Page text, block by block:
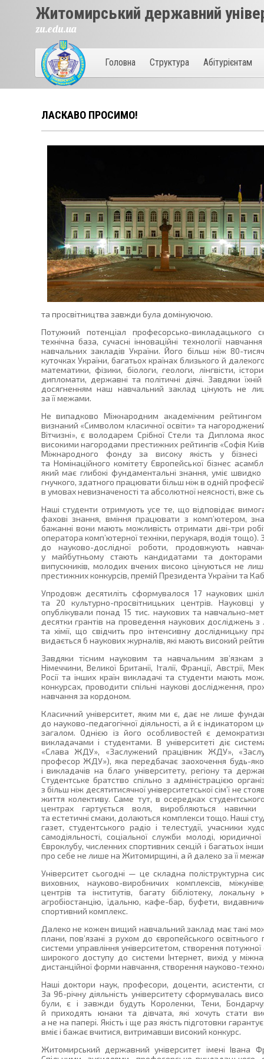
Житомирський державний
zu.edu.ua
Головна Структура Абітурієнтам
ЛАСКАВО ПРОСИМО!
та просвітництва завжди була домінуючою.
Потужний потенціал професорсько-викладацького
технічна база, сучасні інноваційні технології
навчальних закладів України. Його більш ніж 80-
куточках України, багатьох країнах близького й
математики, фізики, біологи, геологи, лінгвісти,
дипломати, державні та політичні діячі. Завдяки
досягненням наш навчальний заклад цінують не
за її межами.
Не випадково Міжнародним академічним рейтингом
визнаний «Символом класичної освіти» та
Вітчизні», є володарем Срібної Стели та Диплома
високими нагородами престижних рейтингів «Софія
Міжнародного фонду за високу якість у
та Номінаційного комітету Європейської бізнес
який має глибокі фундаментальні знання, уміє
гнучкого, здатного працювати більш ніж в одній
в умовах невизначеності та абсолютної неясності, вже
Наші студенти отримують усе те, що відповідає
фахові знання, вміння працювати з комп’ютером,
бажанні вони мають можливість отримати дві-три
оператора комп’ютерної техніки, перукаря, водія
до науково-дослідної роботи, продовжують
у майбутньому стають кандидатами та
випускників, молодих вчених високо цінуються не
престижних конкурсів, премій Президента України та
Упродовж десятиліть сформувалося 17 наукових
та 20 культурно-просвітницьких центрів.
опублікували понад 15 тис. наукових та навчально-
десятки грантів на проведення наукових досліджень з
та хімії, що свідчить про інтенсивну дослідницьку
видається 6 наукових журналів, які мають високий
Завдяки тісним науковим та навчальним зв’язкам
Німеччини, Великої Британії, Італії, Франції, Австрії,
Росії та інших країн викладачі та студенти мають
конкурсах, проводити спільні наукові дослідження,
навчання за кордоном.
Класичний університет, яким ми є, дає не лише
до науково-педагогічної діяльності, а й є індикатором
загалом. Однією із його особливостей є
викладачами і студентами. В університеті діє
«Слава ЖДУ», «Заслужений працівник ЖДУ»,
професор ЖДУ»), яка передбачає заохочення будь-якої
і викладачів на благо університету, регіону та
Студентське братство спільно з адміністрацією
з більш ніж десятитисячної університетської сім’ї не
життя колективу. Саме тут, в осередках
центрах гартується воля, виробляються навички
та естетичні смаки, долаються комплекси тощо. Наші
газет, студентського радіо і телестудії, учасники
самодіяльності, соціальної служби молоді,
Євроклубу, численних спортивних секцій і багатьох
про себе не лише на Житомирщині, а й далеко за її
Університет сьогодні — це складна поліструктурна
виховних, науково-виробничих комплексів,
центрів та інститутів, багату бібліотеку,
агробіостанцію, їдальню, кафе-бар, буфети,
спортивний комплекс.
Далеко не кожен вищий навчальний заклад має такі
плани, пов’язані з рухом до європейського
системи управління університетом, створення потужної
широкого доступу до системи Інтернет, вихід у
дистанційної форми навчання, створення науково-
Наші доктори наук, професори, доценти, асистенти,
За 96-річну діяльність університету сформувалась
були, є і завжди будуть Короленки, Тени,
й приходять юнаки та дівчата, які хочуть стати
а не на папері. Якість і ще раз якість підготовки
вміє і бажає вчитися, витримавши високий конкурс.
Житомирський державний університет імені Івана